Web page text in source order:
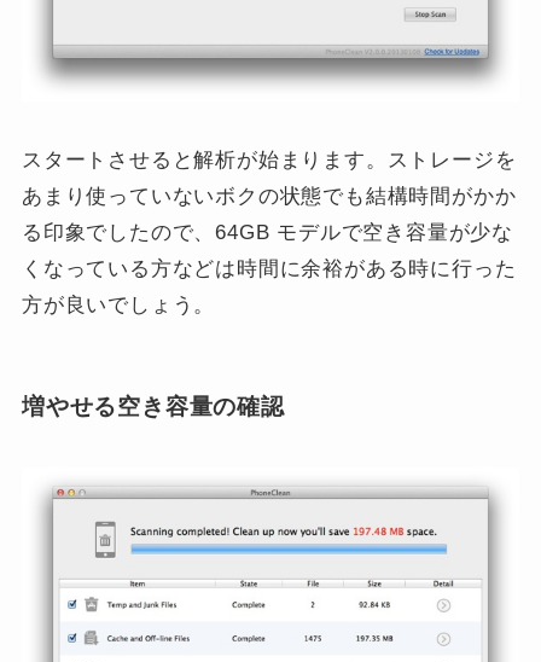
スタートさせると解析が始まります。ストレージを
あまり使っていないボクの状態でも結構時間がかか
る印象でしたので、64GB モデルで空き容量が少な
くなっている方などは時間に余裕がある時に行った
方が良いでしょう。
増やせる空き容量の確認